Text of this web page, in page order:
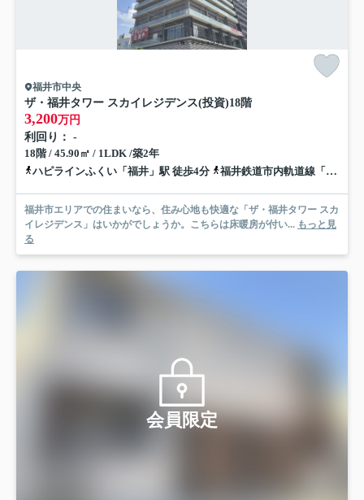
福井市中央
ザ・福井タワー スカイレジデンス(投資)18階
3,200万円
利回り： -
18階 / 45.90㎡ / 1LDK /築2年
ハピラインふくい「福井」駅 徒歩4分
福井鉄道市内軌道線「福井城址大名町」駅 徒歩5分
福井市エリアでの住まいなら、住み心地も快適な「ザ・福井タワー スカ
イレジデンス」はいかがでしょうか。こちらは床暖房が付い... もっと見
る
会員限定